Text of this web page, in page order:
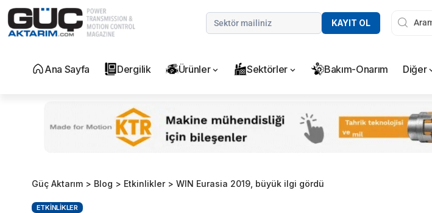
KAYIT OL
Ana Sayfa Dergilik Ürünler Sektörler Bakım-Onarım Diğer
Güç Aktarım > Blog > Etkinlikler> WIN Eurasia 2019, büyük ilgi gördü
ETKINLIKLER